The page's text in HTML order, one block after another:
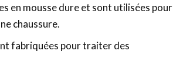
en mousse dure et sont utilisées pour
chaussure.
fabriquées pour traiter des